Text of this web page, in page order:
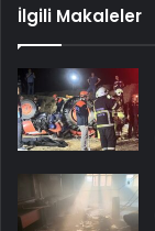
İlgili Makaleler